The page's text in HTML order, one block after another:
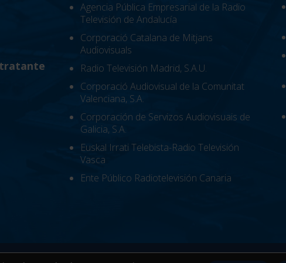
Agencia Pública Empresarial de la Radio
Televisión de Andalucía
Corporació Catalana de Mitjans
Audiovisuals
Radio Televisión Madrid, S.A.U.
Corporació Audiovisual de la Comunitat
Valenciana, S.A.
Corporación de Servizos Audiovisuais de
Galicia, S.A.
Euskal Irrati Telebista-Radio Televisión
Vasca
Ente Público Radiotelevisión Canaria